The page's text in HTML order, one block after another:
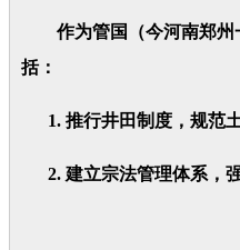
作为管国（今河南郑州一
括：
1. 推行井田制度，规范土
2. 建立宗法管理体系，强